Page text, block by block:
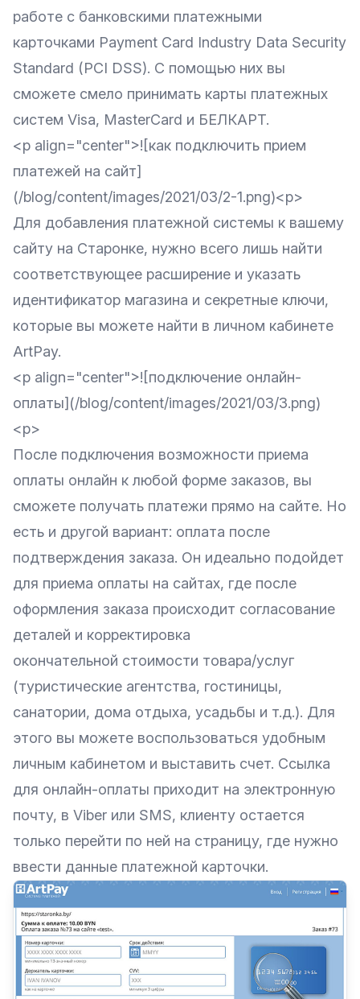
работе с банковскими платежными
карточками Payment Card Industry Data Security
Standard (PCI DSS). С помощью них вы
сможете смело принимать карты платежных
систем Visa, MasterCard и БЕЛКАРТ.
<p align="center">![как подключить прием
платежей на сайт]
(/blog/content/images/2021/03/2-1.png)<p>
Для добавления платежной системы к вашему
сайту на Старонке, нужно всего лишь найти
соответствующее расширение и указать
идентификатор магазина и секретные ключи,
которые вы можете найти в личном кабинете
ArtPay.
<p align="center">![подключение онлайн-
оплаты](/blog/content/images/2021/03/3.png)
<p>
После подключения возможности приема
оплаты онлайн к любой форме заказов, вы
сможете получать платежи прямо на сайте. Но
есть и другой вариант: оплата после
подтверждения заказа. Он идеально подойдет
для приема оплаты на сайтах, где после
оформления заказа происходит согласование
деталей и корректировка
окончательной стоимости товара/услуг
(туристические агентства, гостиницы,
санатории, дома отдыха, усадьбы и т.д.). Для
этого вы можете воспользоваться удобным
личным кабинетом и выставить счет. Ссылка
для онлайн-оплаты приходит на электронную
почту, в Viber или SMS, клиенту остается
только перейти по ней на страницу, где нужно
ввести данные платежной карточки.